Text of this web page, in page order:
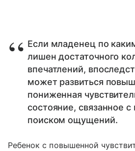
Если младенец по
лишен достаточного
впечатлений,
может развиться
пониженная
состояние, связанное
поиском ощущений.
Ребенок с повышенной